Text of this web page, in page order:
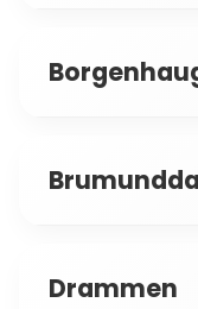
Drammen